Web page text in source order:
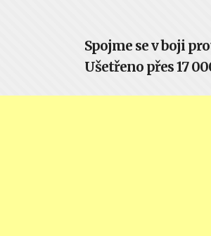
Spojme se v boji
Ušetřeno přes 17